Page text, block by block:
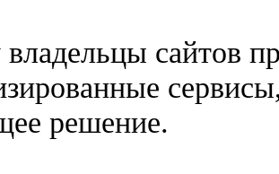
сайтов
решение.